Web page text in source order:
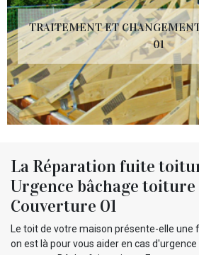
TRAITEMENT ET
01
La Réparation fuite
Urgence bâchage
Couverture 01
Le toit de votre maison présente-elle une
on est là pour vous aider en cas